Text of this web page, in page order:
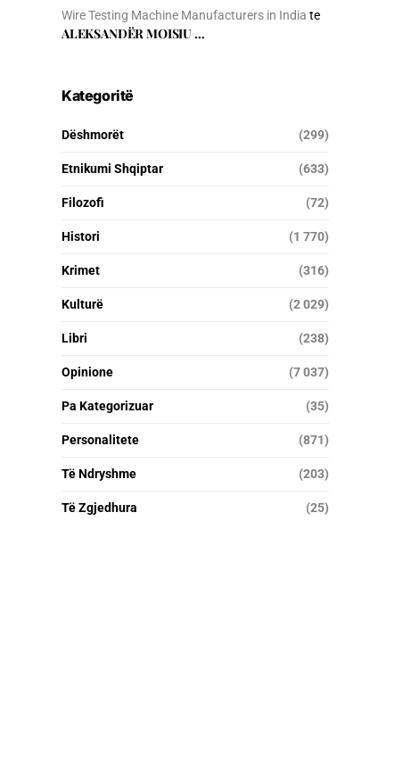
Wire Testing Machine Manufacturers in India te
ALEKSANDËR MOISIU …
Kategoritë
Dëshmorët (299)
Etnikumi Shqiptar (633)
Filozofi (72)
Histori (1 770)
Krimet (316)
Kulturë (2 029)
Libri (238)
Opinione (7 037)
Pa Kategorizuar (35)
Personalitete (871)
Të Ndryshme (203)
Të Zgjedhura (25)